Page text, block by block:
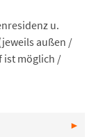
u.
außen /
ist möglich /